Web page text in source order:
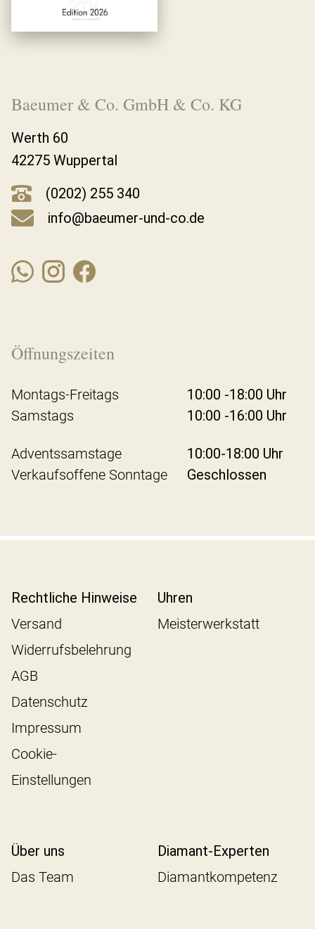
Baeumer & Co. GmbH & Co. KG
Werth 60
42275 Wuppertal
(0202) 255 340
info@baeumer-und-co.de
Öffnungszeiten
Montags-Freitags
10:00 -18:00 Uhr
Samstags
10:00 -16:00 Uhr
Adventssamstage
10:00-18:00 Uhr
Verkaufsoffene Sonntage
Geschlossen
Rechtliche Hinweise
Versand
Widerrufsbelehrung
AGB
Datenschutz
Impressum
Cookie-
Einstellungen
Uhren
Meisterwerkstatt
Über uns
Das Team
Diamant-Experten
Diamantkompetenz